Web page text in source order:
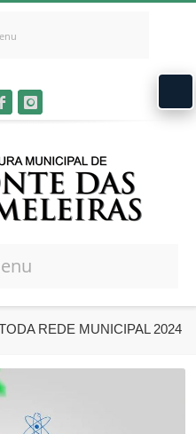
REDE MUNICIPAL 2024